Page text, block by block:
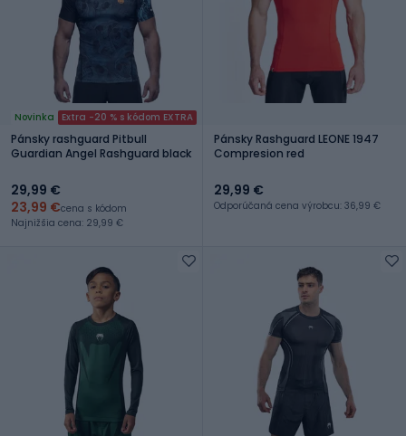
Novinka Extra -20 % s kódom EXTRA
Pánsky rashguard Pitbull
Guardian Angel Rashguard black
29,99 €
23,99 €cena s kódom
Najnižšia cena: 29,99 €
Pánsky Rashguard LEONE 1947
Compresion red
29,99 €
Odporúčaná cena výrobcu: 36,99 €